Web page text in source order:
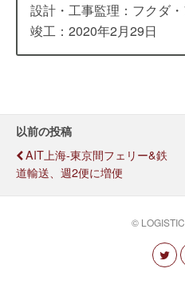
設計・工事監理：フクダ
竣工：2020年2月29日
以前の投稿
AIT上海-東京間フェリー&鉄
道輸送、週2便に増便
©